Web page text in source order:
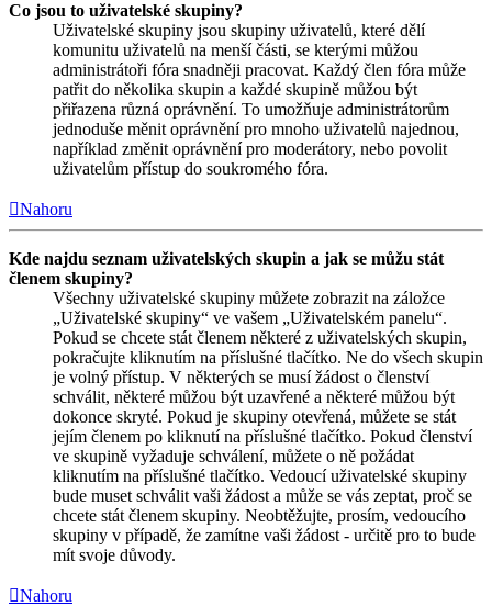
Co jsou to uživatelské skupiny?
Uživatelské skupiny jsou skupiny uživatelů, které dělí
komunitu uživatelů na menší části, se kterými můžou
administrátoři fóra snadněji pracovat. Každý člen fóra může
patřit do několika skupin a každé skupině můžou být
přiřazena různá oprávnění. To umožňuje administrátorům
jednoduše měnit oprávnění pro mnoho uživatelů najednou,
například změnit oprávnění pro moderátory, nebo povolit
uživatelům přístup do soukromého fóra.
Nahoru
Kde najdu seznam uživatelských skupin a jak se můžu stát
členem skupiny?
Všechny uživatelské skupiny můžete zobrazit na záložce
„Uživatelské skupiny“ ve vašem „Uživatelském panelu“.
Pokud se chcete stát členem některé z uživatelských skupin,
pokračujte kliknutím na příslušné tlačítko. Ne do všech skupin
je volný přístup. V některých se musí žádost o členství
schválit, některé můžou být uzavřené a některé můžou být
dokonce skryté. Pokud je skupiny otevřená, můžete se stát
jejím členem po kliknutí na příslušné tlačítko. Pokud členství
ve skupině vyžaduje schválení, můžete o ně požádat
kliknutím na příslušné tlačítko. Vedoucí uživatelské skupiny
bude muset schválit vaši žádost a může se vás zeptat, proč se
chcete stát členem skupiny. Neobtěžujte, prosím, vedoucího
skupiny v případě, že zamítne vaši žádost - určitě pro to bude
mít svoje důvody.
Nahoru